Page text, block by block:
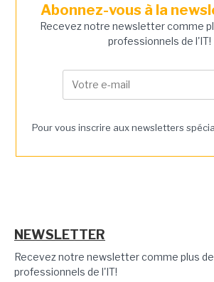
Abonnez-vous à la
Recevez notre newsletter comme
professionnels de l'IT!
Pour vous inscrire aux newsletters
NEWSLETTER
Recevez notre newsletter comme plus
professionnels de l'IT!